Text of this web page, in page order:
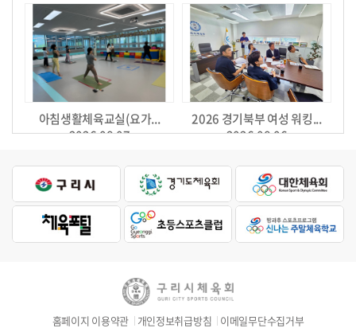
아침생활체육교실(요가...
2026.08.07
2026 경기북부 여성 워킹...
2026.08.06
홈페이지 이용약관 개인정보취급방침 이메일무단수집거부